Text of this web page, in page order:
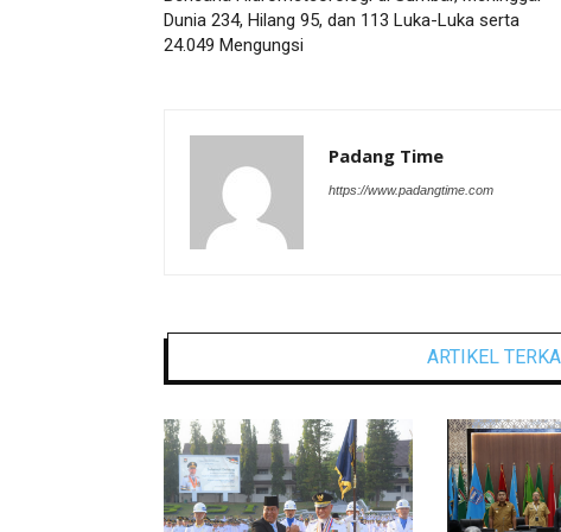
Dunia 234, Hilang 95, dan 113 Luka-Luka serta
24.049 Mengungsi
Padang Time
https://www.padangtime.com
ARTIKEL